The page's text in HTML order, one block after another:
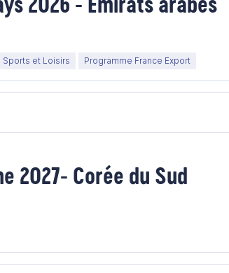
Sports et Loisirs Programme France Export
2027- Corée du Sud